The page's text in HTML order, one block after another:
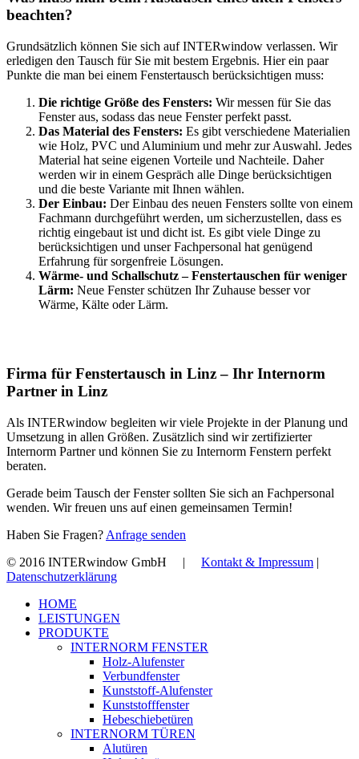
beachten?
Grundsätzlich können Sie sich auf INTERwindow verlassen. Wir
erledigen den Tausch für Sie mit bestem Ergebnis. Hier ein paar
Punkte die man bei einem Fenstertausch berücksichtigen muss:
Die richtige Größe des Fensters: Wir messen für Sie das
Fenster aus, sodass das neue Fenster perfekt passt.
Das Material des Fensters: Es gibt verschiedene Materialien
wie Holz, PVC und Aluminium und mehr zur Auswahl. Jedes
Material hat seine eigenen Vorteile und Nachteile. Daher
werden wir in einem Gespräch alle Dinge berücksichtigen
und die beste Variante mit Ihnen wählen.
Der Einbau: Der Einbau des neuen Fensters sollte von einem
Fachmann durchgeführt werden, um sicherzustellen, dass es
richtig eingebaut ist und dicht ist. Es gibt viele Dinge zu
berücksichtigen und unser Fachpersonal hat genügend
Erfahrung für sorgenfreie Lösungen.
Wärme- und Schallschutz – Fenstertauschen für weniger
Lärm: Neue Fenster schützen Ihr Zuhause besser vor
Wärme, Kälte oder Lärm.
Firma für Fenstertausch in Linz – Ihr Internorm
Partner in Linz
Als INTERwindow begleiten wir viele Projekte in der Planung und
Umsetzung in allen Größen. Zusätzlich sind wir zertifizierter
Internorm Partner und können Sie zu Internorm Fenstern perfekt
beraten.
Gerade beim Tausch der Fenster sollten Sie sich an Fachpersonal
wenden. Wir freuen uns auf einen gemeinsamen Termin!
Haben Sie Fragen? Anfrage senden
© 2016 INTERwindow GmbH | Kontakt & Impressum |
Datenschutzerklärung
Close
Menu
HOME
LEISTUNGEN
PRODUKTE
INTERNORM FENSTER
Holz-Alufenster
Verbundfenster
Kunststoff-Alufenster
Kunststofffenster
Hebeschiebetüren
INTERNORM TÜREN
Alutüren